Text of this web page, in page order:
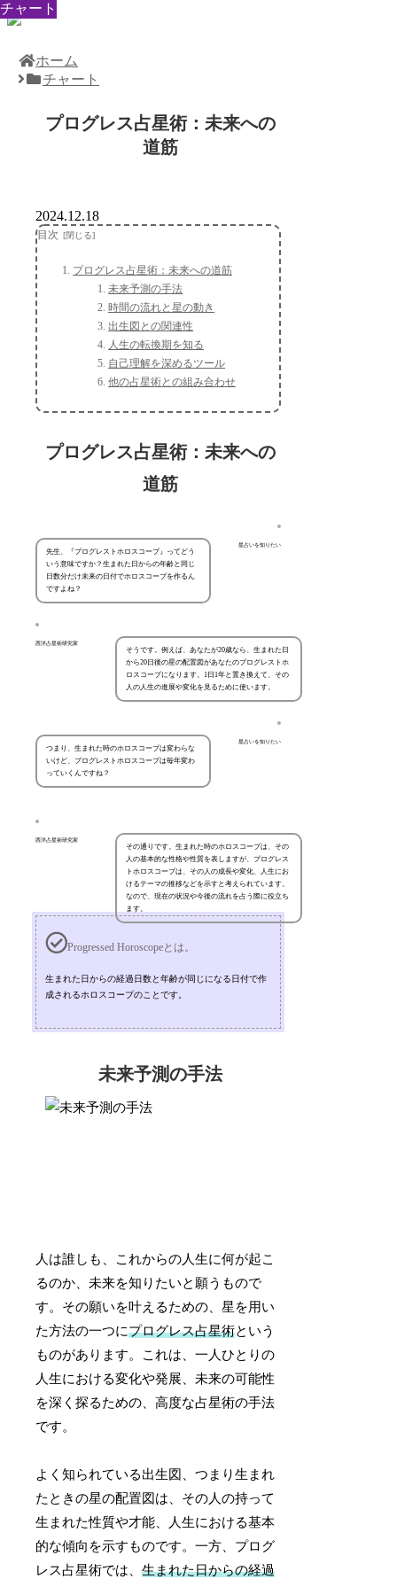
ホーム
チャート
プログレス占星術：未来への
道筋
チャート
2024.12.18
目次
プログレス占星術：未来への道筋
未来予測の手法
時間の流れと星の動き
出生図との関連性
人生の転換期を知る
自己理解を深めるツール
他の占星術との組み合わせ
プログレス占星術：未来への
道筋
星占いを知りたい
先生、『プログレストホロスコープ』ってどう
いう意味ですか？生まれた日からの年齢と同じ
日数分だけ未来の日付でホロスコープを作るん
ですよね？
西洋占星術研究家
そうです。例えば、あなたが20歳なら、生まれた日
から20日後の星の配置図があなたのプログレストホ
ロスコープになります。1日1年と置き換えて、その
人の人生の進展や変化を見るために使います。
星占いを知りたい
つまり、生まれた時のホロスコープは変わらな
いけど、プログレストホロスコープは毎年変わ
っていくんですね？
西洋占星術研究家
その通りです。生まれた時のホロスコープは、その
人の基本的な性格や性質を表しますが、プログレス
トホロスコープは、その人の成長や変化、人生にお
けるテーマの推移などを示すと考えられています。
なので、現在の状況や今後の流れを占う際に役立ち
ます。
Progressed Horoscopeとは。
生まれた日からの経過日数と年齢が同じになる日付で作
成されるホロスコープのことです。
未来予測の手法
人は誰しも、これからの人生に何が起こ
るのか、未来を知りたいと願うもので
す。その願いを叶えるための、星を用い
た方法の一つにプログレス占星術という
ものがあります。これは、一人ひとりの
人生における変化や発展、未来の可能性
を深く探るための、高度な占星術の手法
です。
よく知られている出生図、つまり生まれ
たときの星の配置図は、その人の持って
生まれた性質や才能、人生における基本
的な傾向を示すものです。一方、プログ
レス占星術では、生まれた日からの経過
チャート
チャート
チャート
チャート
チャート
チャート
チャート
チャート